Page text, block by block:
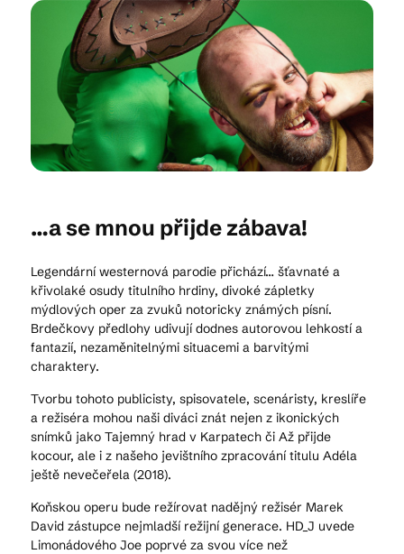
Praktické info
Kam vyrazit
CS EN DE
© 2026 Brána Jihlavy
…a se mnou přijde zábava!
Legendární westernová parodie přichází… šťavnaté a
křivolaké osudy titulního hrdiny, divoké zápletky
mýdlových oper za zvuků notoricky známých písní.
Brdečkovy předlohy udivují dodnes autorovou lehkostí a
fantazií, nezaměnitelnými situacemi a barvitými
charaktery.
Tvorbu tohoto publicisty, spisovatele, scenáristy, kreslíře
a režiséra mohou naši diváci znát nejen z ikonických
snímků jako Tajemný hrad v Karpatech či Až přijde
kocour, ale i z našeho jevištního zpracování titulu Adéla
ještě nevečeřela (2018).
Koňskou operu bude režírovat nadějný režisér Marek
David zástupce nejmladší režijní generace. HD_J uvede
Limonádového Joe poprvé za svou více než